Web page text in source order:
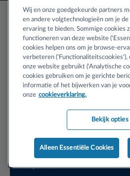
Veilig buitenlands geld
Informatie over SSL-certificaten
Amsterdam (en zijn vergunninghouders).
Algemene voorwaarden
Privacy Centrum
Wij en onze goedgekeurde partners
en andere volgtechnologieën om je
ervaring te bieden. Sommige cookies
functioneren van deze website
cookies helpen ons om je browse-
verbeteren ('Functionaliteitscookies'),
onze website gebruikt ('Analytische
cookies gebruiken om je gerichte
informatie of het bijwerken van je
onze cookieverklaring.
Bekijk opties
Alleen Essentiële Cookies